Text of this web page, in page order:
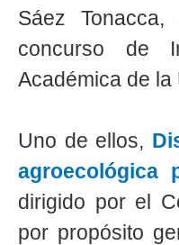
Sáez
concurso de
Académica de
Uno de ellos,
agroecológica
dirigido por el
por propósito